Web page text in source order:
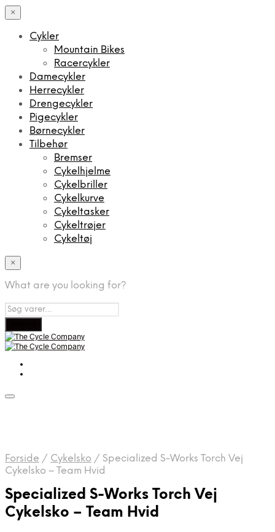
×
Cykler
Mountain Bikes
Racercykler
Damecykler
Herrecykler
Drengecykler
Pigecykler
Børnecykler
Tilbehør
Bremser
Cykelhjelme
Cykelbriller
Cykelkurve
Cykeltasker
Cykeltrøjer
Cykeltøj
×
What are you looking for?
Forside / Cykelsko / Specialized S-Works Torch Vej
Cykelsko – Team Hvid
Specialized S-Works Torch Vej
Cykelsko – Team Hvid